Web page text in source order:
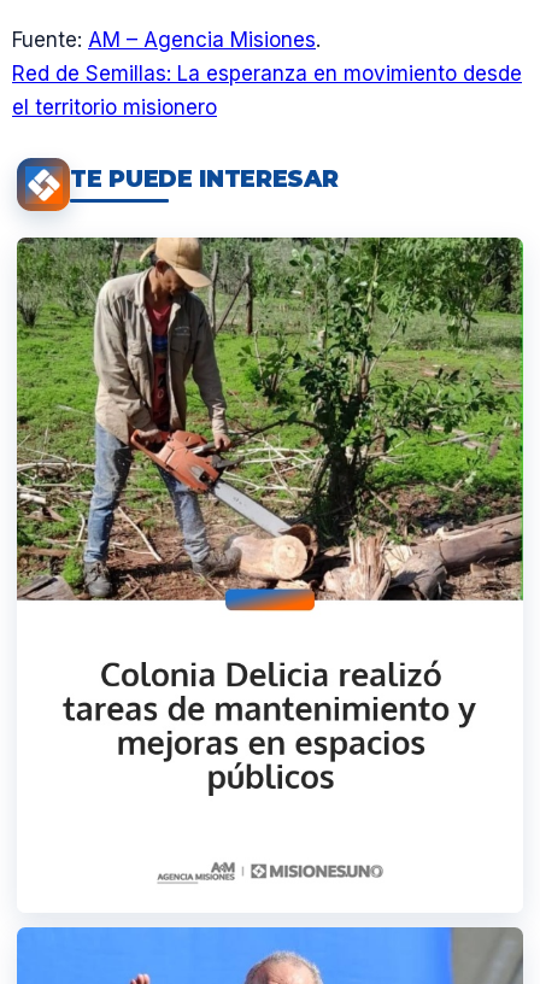
Fuente: AM – Agencia Misiones.
Red de Semillas: La esperanza en movimiento desde
el territorio misionero
TE PUEDE INTERESAR